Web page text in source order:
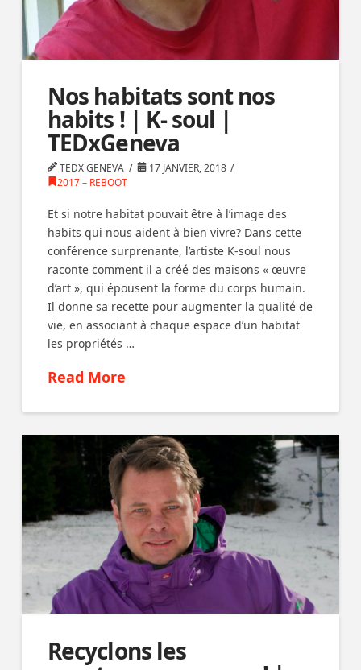
Nos habitats sont nos
habits ! | K- soul |
TEDxGeneva
TEDX GENEVA
17 JANVIER, 2018
2017 – REBOOT
Et si notre habitat pouvait être à l’image des
habits qui nous aident à bien vivre? Dans cette
conférence surprenante, l’artiste K-soul nous
raconte comment il a créé des maisons « œuvre
d’art », qui épousent la forme du corps humain.
Il donne sa recette pour augmenter la qualité de
vie, en associant à chaque espace d’un habitat
les propriétés …
Read More
Recyclons les